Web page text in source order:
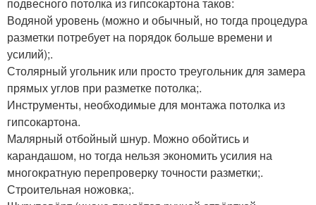
подвесного потолка из гипсокартона таков:
Водяной уровень (можно и обычный, но тогда процедура
разметки потребует на порядок больше времени и
усилий);.
Столярный угольник или просто треугольник для замера
прямых углов при разметке потолка;.
Инструменты, необходимые для монтажа потолка из
гипсокартона.
Малярный отбойный шнур. Можно обойтись и
карандашом, но тогда нельзя экономить усилия на
многократную перепроверку точности разметки;.
Строительная ножовка;.